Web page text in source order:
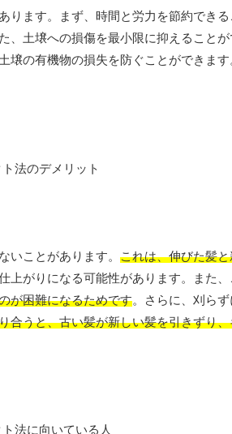
ります。まず、時間と労力を節約でき
、土壌への損傷を最小限に抑えること
壌の有機物の損失を防ぐことができま
いことがあります。 これは、伸びた髪
上がりになる可能性があります。また
が困難になるためです。さらに、刈ら
合うと、古い髪が新しい髪を引きずり